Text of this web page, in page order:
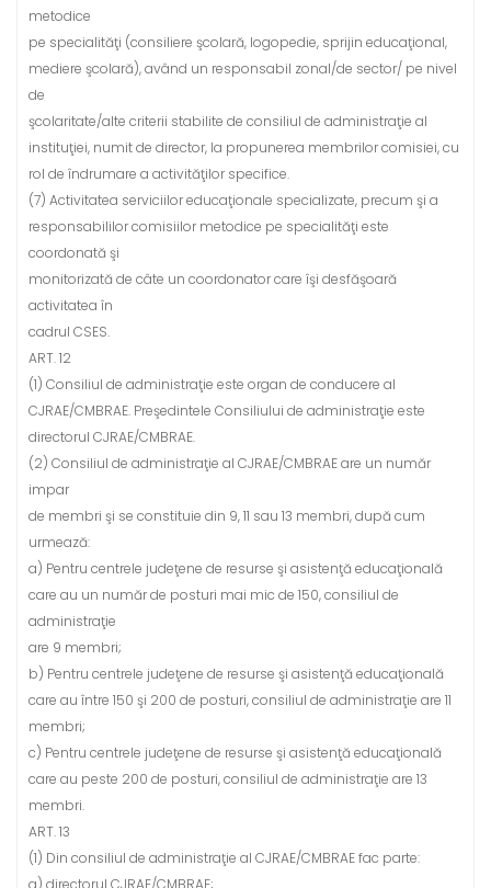
metodice
pe specialităţi (consiliere şcolară, logopedie, sprijin educaţional,
mediere şcolară), având un responsabil zonal/de sector/ pe nivel
de
şcolaritate/alte criterii stabilite de consiliul de administraţie al
instituţiei, numit de director, la propunerea membrilor comisiei, cu
rol de îndrumare a activităţilor specifice.
(7) Activitatea serviciilor educaţionale specializate, precum şi a
responsabililor comisiilor metodice pe specialităţi este
coordonată şi
monitorizată de câte un coordonator care îşi desfăşoară
activitatea în
cadrul CSES.
ART. 12
(1) Consiliul de administraţie este organ de conducere al
CJRAE/CMBRAE. Preşedintele Consiliului de administraţie este
directorul CJRAE/CMBRAE.
(2) Consiliul de administraţie al CJRAE/CMBRAE are un număr
impar
de membri şi se constituie din 9, 11 sau 13 membri, după cum
urmează:
a) Pentru centrele judeţene de resurse şi asistenţă educaţională
care au un număr de posturi mai mic de 150, consiliul de
administraţie
are 9 membri;
b) Pentru centrele judeţene de resurse şi asistenţă educaţională
care au între 150 şi 200 de posturi, consiliul de administraţie are 11
membri;
c) Pentru centrele judeţene de resurse şi asistenţă educaţională
care au peste 200 de posturi, consiliul de administraţie are 13
membri.
ART. 13
(1) Din consiliul de administraţie al CJRAE/CMBRAE fac parte:
a) directorul CJRAE/CMBRAE;